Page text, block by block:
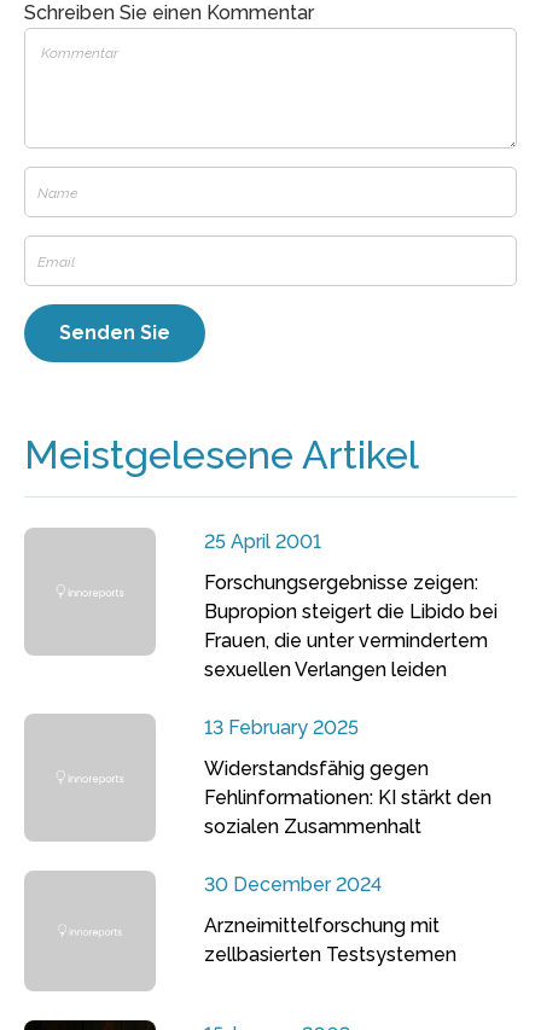
Schreiben Sie einen Kommentar
Meistgelesene Artikel
25 April 2001
Forschungsergebnisse zeigen:
Bupropion steigert die Libido bei
Frauen, die unter vermindertem
sexuellen Verlangen leiden
13 February 2025
Widerstandsfähig gegen
Fehlinformationen: KI stärkt den
sozialen Zusammenhalt
30 December 2024
Arzneimittelforschung mit
zellbasierten Testsystemen